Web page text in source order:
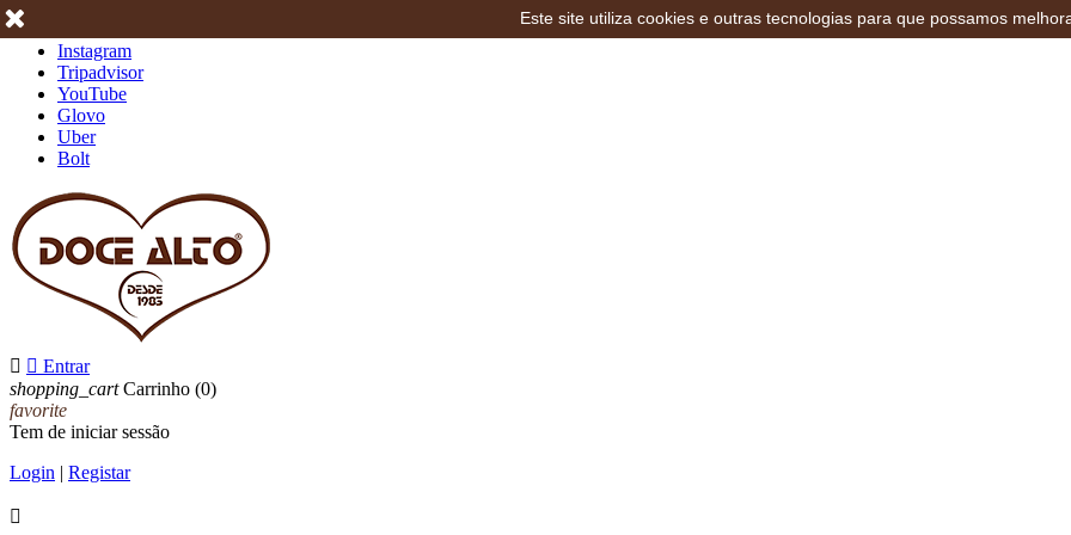
Instagram
Tripadvisor
YouTube
Glovo
Uber
Bolt
  Entrar
shopping_cart Carrinho (0)
favorite
Tem de iniciar sessão
Login | Registar

Este site utiliza cookies e outras tecnologias para que possamos